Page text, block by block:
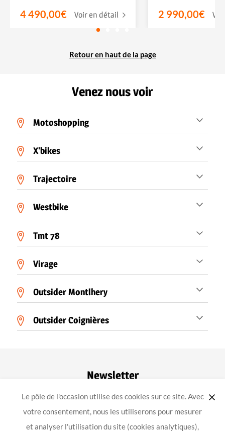
4 490,00€ Voir en détail 2 990,00€
Retour en haut de la page
Venez nous voir
Motoshopping
X'bikes
Trajectoire
Westbike
Tmt 78
Virage
Outsider Montlhery
Outsider Coignières
Newsletter
Le pôle de l'occasion utilise des cookies sur ce site. Avec
votre consentement, nous les utiliserons pour mesurer
et analyser l'utilisation du site (cookies analytiques),